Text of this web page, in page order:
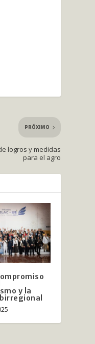
PRÓXIMO
logros y medidas
para el agro
y la